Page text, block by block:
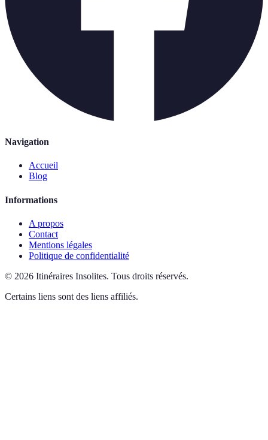
Navigation
Accueil
Blog
Informations
A propos
Contact
Mentions légales
Politique de confidentialité
© 2026 Itinéraires Insolites. Tous droits réservés.
Certains liens sont des liens affiliés.